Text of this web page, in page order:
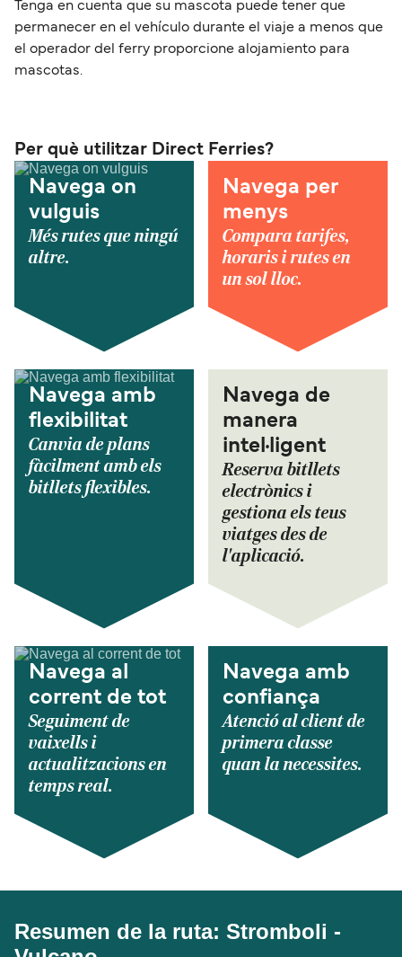
Tenga en cuenta que su mascota puede tener que
permanecer en el vehículo durante el viaje a menos que
el operador del ferry proporcione alojamiento para
mascotas.
Per què utilitzar Direct Ferries?
Navega on
vulguis
Més rutes que ningú
altre.
Navega per
menys
Compara tarifes,
horaris i rutes en
un sol lloc.
Navega amb
flexibilitat
Canvia de plans
fàcilment amb els
bitllets flexibles.
Navega de
manera
intel·ligent
Reserva bitllets
electrònics i
gestiona els teus
viatges des de
l'aplicació.
Navega al
corrent de tot
Seguiment de
vaixells i
actualitzacions en
temps real.
Navega amb
confiança
Atenció al client de
primera classe
quan la necessites.
Resumen de la ruta: Stromboli -